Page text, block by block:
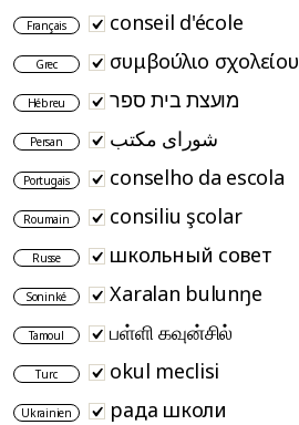
Français conseil d'école
Grec συμβούλιο σχολείου
Hébreu מועצת בית ספר
Persan شورای مکتب
Portugais conselho da escola
Roumain consiliu şcolar
Russe школьный совет
Soninké Xaralan bulunŋe
Tamoul பள்ளி கவுன்சில்
Turc okul meclisi
Ukrainien рада школи